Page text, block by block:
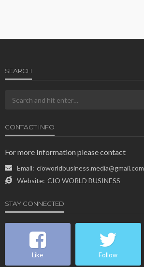
SEARCH
CONTACT INFO
For more Information please contact
Email: cioworldbusiness.media@gmail.com
Website: CIO WORLD BUSINESS
STAY CONNECTED
Like Follow